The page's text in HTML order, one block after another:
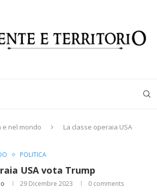
e nel mondo
La classe operaia USA
POLITICA
USA vota Trump
29 Dicembre 2023 0 comments